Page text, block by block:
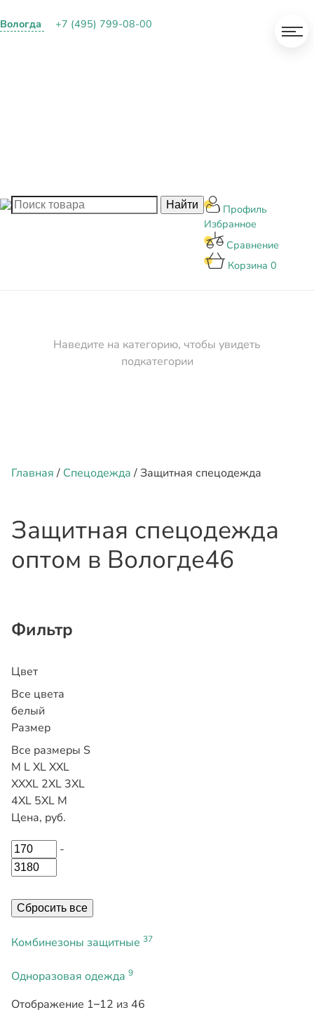
Вологда +7 (495) 799-08-00
Профиль
Избранное
Сравнение
Корзина 0
Наведите на категорию, чтобы увидеть
подкатегории
Главная/ Спецодежда/ Защитная спецодежда
Защитная спецодежда
оптом в Вологде46
Фильтр
Цвет
Все цвета
белый
Размер
Все размеры S
M LXLXXL
XXXL 2XL 3XL
4XL 5XL М
Цена, руб.
-
Сбросить все
Комбинезоны защитные 37
Одноразовая одежда 9
Отображение 1–12 из 46